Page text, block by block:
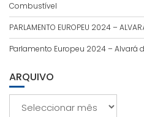
Combustível
PARLAMENTO EUROPEU 2024 –
Parlamento Europeu 2024 – Alvará
ARQUIVO